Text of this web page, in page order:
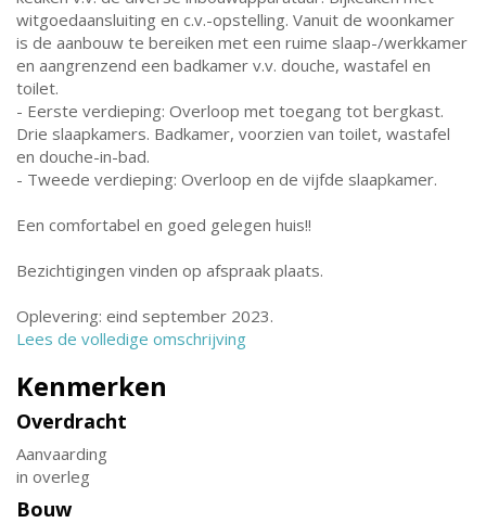
witgoedaansluiting en c.v.-opstelling. Vanuit de woonkamer
is de aanbouw te bereiken met een ruime slaap-/werkkamer
en aangrenzend een badkamer v.v. douche, wastafel en
toilet.
- Eerste verdieping: Overloop met toegang tot bergkast.
Drie slaapkamers. Badkamer, voorzien van toilet, wastafel
en douche-in-bad.
- Tweede verdieping: Overloop en de vijfde slaapkamer.
Een comfortabel en goed gelegen huis!!
Bezichtigingen vinden op afspraak plaats.
Oplevering: eind september 2023.
Lees de volledige omschrijving
Kenmerken
Overdracht
Aanvaarding
in overleg
Bouw